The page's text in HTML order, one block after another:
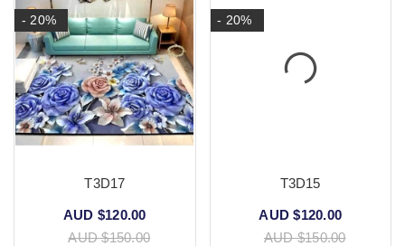
- 20%
T3D17
AUD $120.00
AUD $150.00
- 20%
T3D15
AUD $120.00
AUD $150.00